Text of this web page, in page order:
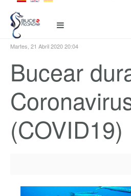
Martes, 21 Abril 2020 20:04
Bucear
(COVID19)